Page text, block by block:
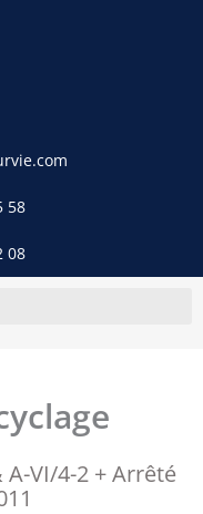
58
08
A-VI/4-2 + Arrêté